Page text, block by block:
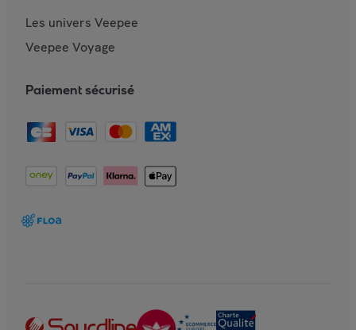
Les univers Veepee
Veepee Voyage
Paiement sécurisé